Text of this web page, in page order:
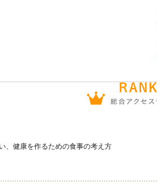
、健康を作るための食事の考え方